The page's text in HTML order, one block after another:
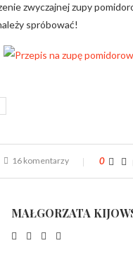
zwyczajnej zupy
spróbować!
16 komentarzy 0
MAŁGORZATA